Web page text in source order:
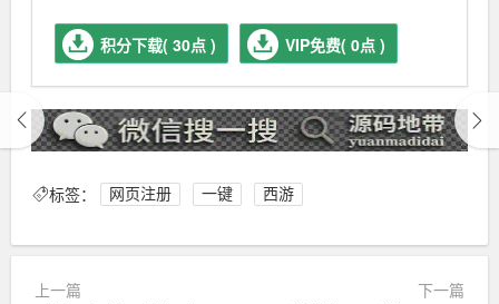
积分下载( 30点 ) VIP免费( 0点 )
标签： 网页注册 一键 西游
上一篇 下一篇